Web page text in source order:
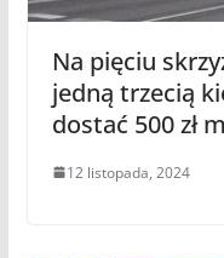
Na pięciu
jedną trzecią
dostać 500 zł
12 listopada, 2024